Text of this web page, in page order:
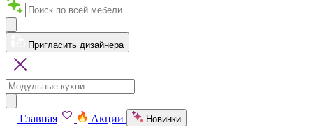
Пригласить дизайнера
Главная Акции Новинки